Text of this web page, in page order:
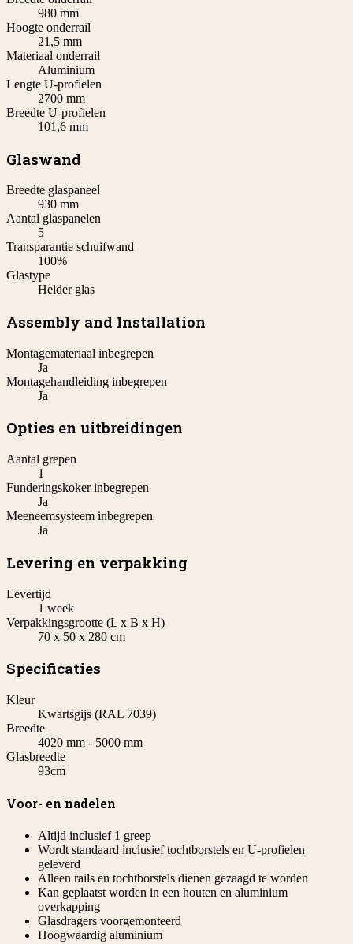
980 mm
Hoogte onderrail
21,5 mm
Materiaal onderrail
Aluminium
Lengte U-profielen
2700 mm
Breedte U-profielen
101,6 mm
Glaswand
Breedte glaspaneel
930 mm
Aantal glaspanelen
5
Transparantie schuifwand
100%
Glastype
Helder glas
Assembly and Installation
Montagemateriaal inbegrepen
Ja
Montagehandleiding inbegrepen
Ja
Opties en uitbreidingen
Aantal grepen
1
Funderingskoker inbegrepen
Ja
Meeneemsysteem inbegrepen
Ja
Levering en verpakking
Levertijd
1 week
Verpakkingsgrootte (L x B x H)
70 x 50 x 280 cm
Specificaties
Kleur
Kwartsgijs (RAL 7039)
Breedte
4020 mm - 5000 mm
Glasbreedte
93cm
Voor- en nadelen
Altijd inclusief 1 greep
Wordt standaard inclusief tochtborstels en U-profielen
geleverd
Alleen rails en tochtborstels dienen gezaagd te worden
Kan geplaatst worden in een houten en aluminium
overkapping
Glasdragers voorgemonteerd
Hoogwaardig aluminium